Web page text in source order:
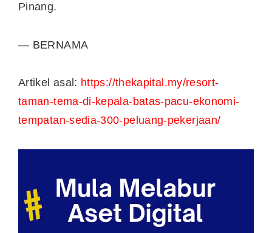
Pinang.
— BERNAMA
Artikel asal: https://thekapital.my/resort-
taman-tema-di-kepala-batas-pacu-ekonomi-
tempatan-sedia-300-peluang-pekerjaan/